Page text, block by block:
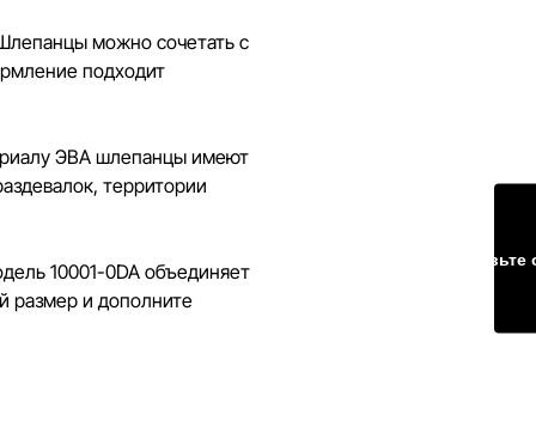
можно сочетать с
подходит
ЭВА шлепанцы имеют
территории
10001-0DA объединяет
размер и дополните
Оставьте